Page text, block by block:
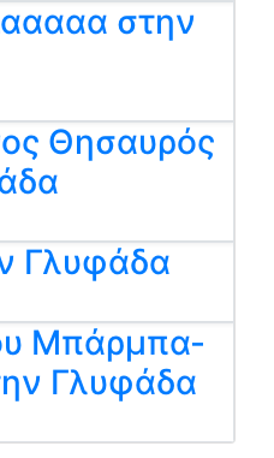
στην
Θησαυρός
Γλυφάδα
Μπάρμπα-
Γλυφάδα